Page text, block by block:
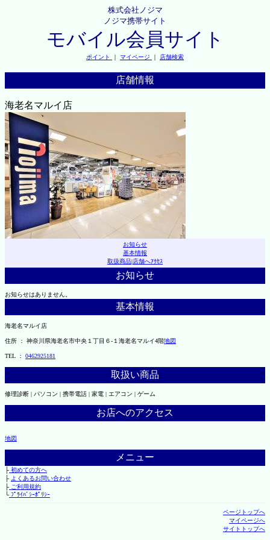
株式会社ノジマ
ノジマ携帯サイト
モバイル会員サイト
ポイント ｜ マイページ ｜ 店舗検索
店舗情報
海老名マルイ店
お知らせ
基本情報
取扱商品|店舗へｱｸｾｽ
お知らせ
お知らせはありません。
基本情報
海老名マルイ店
住所 ： 神奈川県海老名市中央１丁目６-１海老名マルイ4階地図
TEL ： 0462925181
取扱い商品
修理診断 | パソコン | 携帯電話 | 家電 | エアコン | ゲーム
お店へのアクセス
地図
メニュー
├初めての方へ
├ よくあるお問い合わせ
├ご利用規約
└ﾌﾟﾗｲﾊﾞｼｰﾎﾟﾘｼｰ
ページトップへ
マイページへ
サイトトップへ